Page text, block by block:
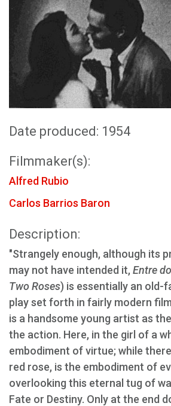
Date produced: 1954
Filmmaker(s):
Alfred Rubio
Carlos Barrios Baron
Description:
"Strangely enough, although its
may not have intended it, Entre
Two Roses) is essentially an old-
play set forth in fairly modern
is a handsome young artist as
the action. Here, in the girl of a
embodiment of virtue; while
red rose, is the embodiment of
overlooking this eternal tug of
Fate or Destiny. Only at the end